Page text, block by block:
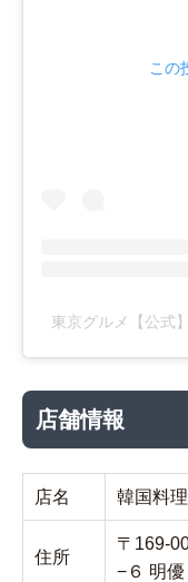
この
東京グルメ【公式
店舗情報
店名 韓国料
住所
〒169-
−６ 明